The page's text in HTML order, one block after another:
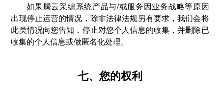
如果腾云采编系统产品与/或服务因业务战略等原因
出现停止运营的情况，除非法律法规另有要求，我们会将
此类情况向您告知，停止对您个人信息的收集，并删除已
收集的个人信息或做匿名化处理。
七、您的权利